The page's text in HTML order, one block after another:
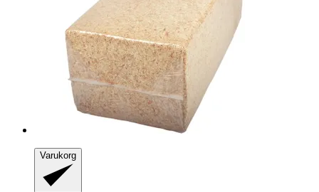
Varukorg